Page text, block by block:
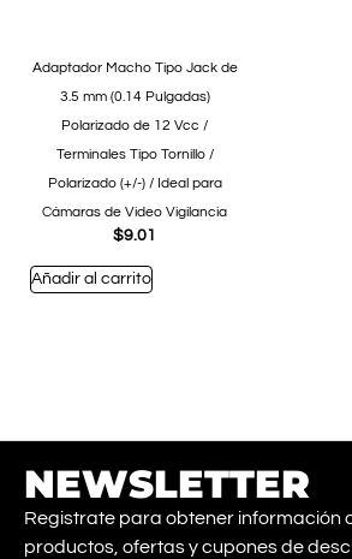
Adaptador Macho Tipo Jack de
3.5 mm (0.14 Pulgadas)
Polarizado de 12 Vcc /
Terminales Tipo Tornillo /
Polarizado (+/-) / Ideal para
Cámaras de Video Vigilancia
$9.01
Añadir al carrito
NEWSLETTER
Registrate para obtener información
productos, ofertas y cupones de